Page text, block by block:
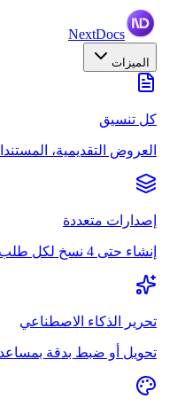
NextDocs
الميزات
كل تنسيق
العروض التقديمية،
إصدارات متعددة
إنشاء حتى 4 نسخ لكل طلب.
تحرير الذكاء الاصطناعي
تحويل أو ضبط بدقة